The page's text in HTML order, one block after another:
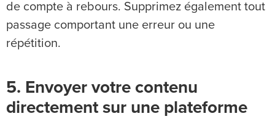
de compte à rebours. Supprimez également tout
passage comportant une erreur ou une
répétition.
5. Envoyer votre contenu
directement sur une plateforme